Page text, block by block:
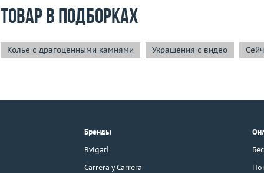
Товар в подборках
Колье с драгоценными камнями Украшения с видео
Бренды
Bvlgari
Carrera y Carrera